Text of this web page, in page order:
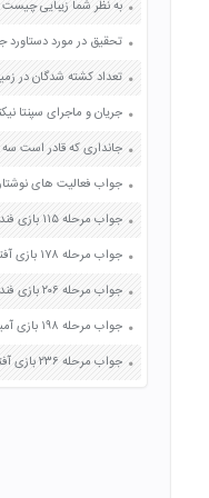
به نظر شما زیبایی چیست صفحه 11 تفکر و
تعداد کشته شدگان در زمین لرزه
جریان و ماجرای سپنتا
جواب مرحله ۱۱۵ بازی فندق 115 صد و پانزده پاسخ
جواب مرحله ۱۷۸ بازی آفتابه 178 صد و هفتاد و هشت پاسخ
جواب مرحله ۲۰۶ بازی فندق 206 دویست و شش پاسخ
جواب مرحله ۱۹۸ بازی آمیرزا 198 صد و نود و هشت پاسخ
جواب مرحله ۲۳۶ بازی آفتابه 236 دویست و سی و شش پاسخ